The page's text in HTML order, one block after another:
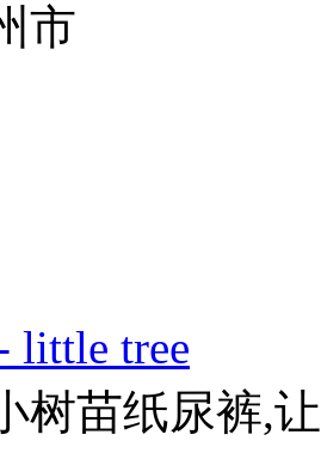
市
little tree
树苗纸尿裤,